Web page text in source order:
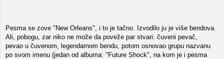
Pesma se zove "New Orleans", i to je tačno. Izvodilo ju je više bendova.
Ali, pobogu, zar niko ne može da poveže par stvari: čuveni pevač,
pevao u čuvenom, legendarnom bendu, potom osnovao grupu nazvanu
po svom imenu (jedan od albuma: "Future Shock", na kom je i pesma